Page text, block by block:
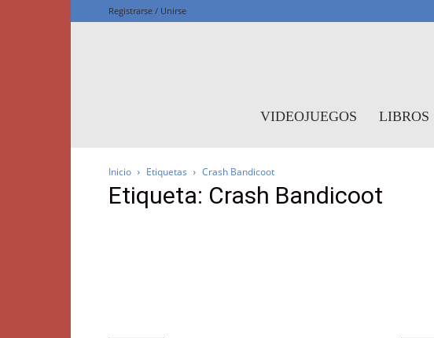
Registrarse / Unirse
VIDEOJUEGOS LIBROS
Inicio Etiquetas Crash Bandicoot
Etiqueta: Crash Bandicoot